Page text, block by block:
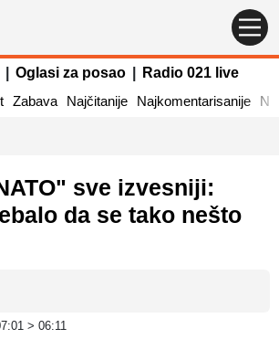
Oglasi za posao
Radio 021 live
Zabava Najčitanije Najkomentarisanije
sve izvesniji:
da se tako nešto
> 06:11